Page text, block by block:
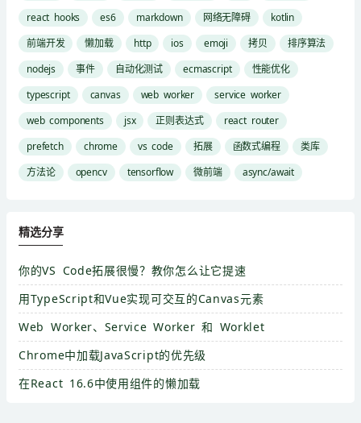
react hooks
es6 markdown 网络无障碍
kotlin
前端开发
懒加载 http ios emoji 拷贝
排序算法
nodejs
事件 自动化测试 ecmascript
性能优化
typescript
canvas web worker
service worker
web components
jsx 正则表达式
react router
prefetch
chrome vs code 拓展 函数式编程
类库
方法论
opencv tensorflow 微前端 async/await
精选分享
你的VS Code拓展很慢？教你怎么让它提速
用TypeScript和Vue实现可交互的Canvas元素
Web Worker、Service Worker 和 Worklet
Chrome中加载JavaScript的优先级
在React 16.6中使用组件的懒加载